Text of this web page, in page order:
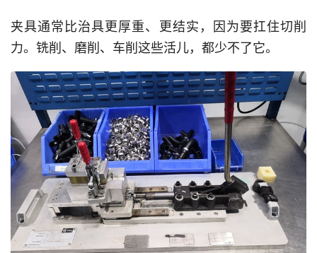
夹具通常比治具更厚重、更结实，因为要扛住切削
力。铣削、磨削、车削这些活儿，都少不了它。